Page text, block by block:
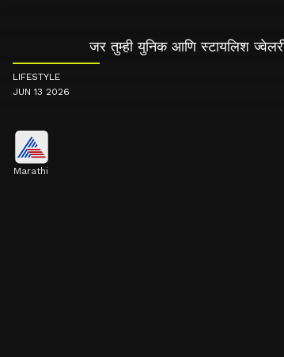
जर तुम्ही युनिक आणि स्टायलिश
LIFESTYLE
JUN 13 2026
Marathi